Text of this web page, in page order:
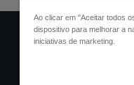
Ao clicar em "Aceitar todos
dispositivo para melhorar a
iniciativas de marketing.